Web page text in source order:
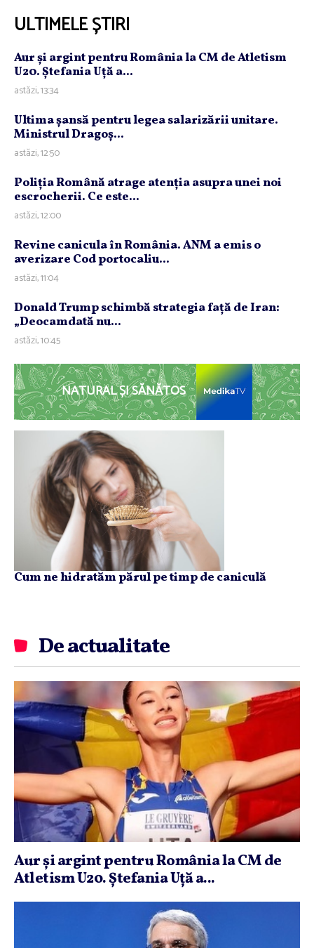
ULTIMELE ȘTIRI
Aur şi argint pentru România la CM de Atletism
U20. Ştefania Uţă a...
astăzi, 13:34
Ultima şansă pentru legea salarizării unitare.
Ministrul Dragoş...
astăzi, 12:50
Poliţia Română atrage atenţia asupra unei noi
escrocherii. Ce este...
astăzi, 12:00
Revine canicula în România. ANM a emis o
averizare Cod portocaliu...
astăzi, 11:04
Donald Trump schimbă strategia faţă de Iran:
„Deocamdată nu...
astăzi, 10:45
NATURAL ȘI SĂNĂTOS
Cum ne hidratăm părul pe timp de caniculă
De actualitate
Aur şi argint pentru România la CM de
Atletism U20. Ştefania Uţă a...